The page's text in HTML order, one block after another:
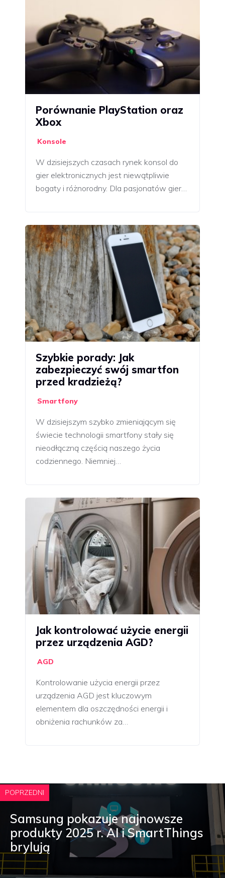
Porównanie PlayStation oraz
Xbox
Konsole
W dzisiejszych czasach rynek konsol do
gier elektronicznych jest niewątpliwie
bogaty i różnorodny. Dla pasjonatów gier…
Szybkie porady: Jak
zabezpieczyć swój smartfon
przed kradzieżą?
Smartfony
W dzisiejszym szybko zmieniającym się
świecie technologii smartfony stały się
nieodłączną częścią naszego życia
codziennego. Niemniej…
Jak kontrolować użycie energii
przez urządzenia AGD?
AGD
Kontrolowanie użycia energii przez
urządzenia AGD jest kluczowym
elementem dla oszczędności energii i
obniżenia rachunków za…
POPRZEDNI
Samsung pokazuje najnowsze
produkty 2025 r. AI i SmartThings
brylują